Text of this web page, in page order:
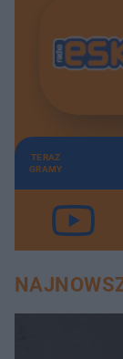
TERAZ
GRAMY